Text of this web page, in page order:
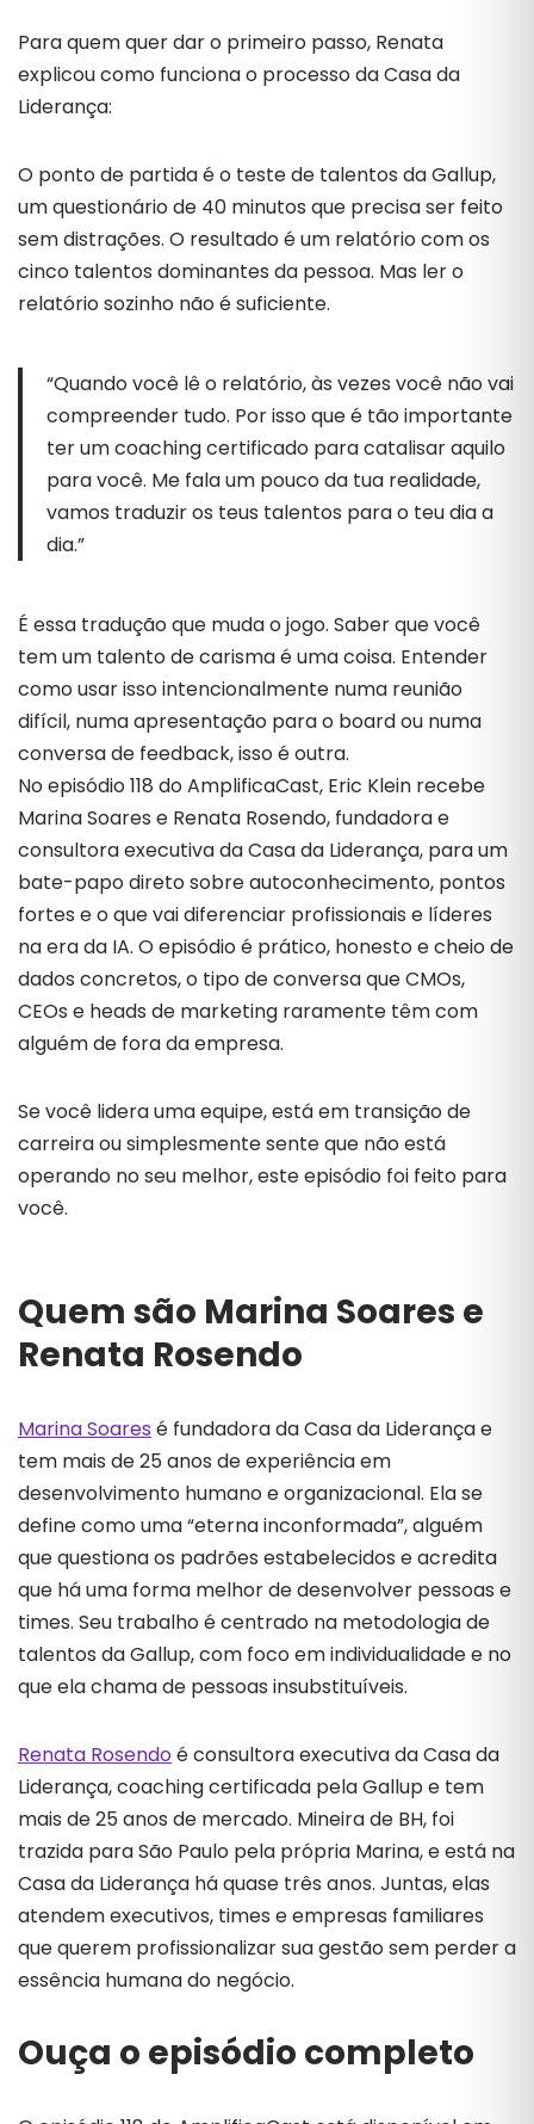
Para quem quer dar o primeiro passo, Renata
explicou como funciona o processo da Casa da
Liderança:
O ponto de partida é o teste de talentos da Gallup,
um questionário de 40 minutos que precisa ser feito
sem distrações. O resultado é um relatório com os
cinco talentos dominantes da pessoa. Mas ler o
relatório sozinho não é suficiente.
“Quando você lê o relatório, às vezes você não vai
compreender tudo. Por isso que é tão importante
ter um coaching certificado para catalisar aquilo
para você. Me fala um pouco da tua realidade,
vamos traduzir os teus talentos para o teu dia a
dia.”
É essa tradução que muda o jogo. Saber que você
tem um talento de carisma é uma coisa. Entender
como usar isso intencionalmente numa reunião
difícil, numa apresentação para o board ou numa
conversa de feedback, isso é outra.
No episódio 118 do AmplificaCast, Eric Klein recebe
Marina Soares e Renata Rosendo, fundadora e
consultora executiva da Casa da Liderança, para um
bate-papo direto sobre autoconhecimento, pontos
fortes e o que vai diferenciar profissionais e líderes
na era da IA. O episódio é prático, honesto e cheio de
dados concretos, o tipo de conversa que CMOs,
CEOs e heads de marketing raramente têm com
alguém de fora da empresa.
Se você lidera uma equipe, está em transição de
carreira ou simplesmente sente que não está
operando no seu melhor, este episódio foi feito para
você.
Quem são Marina Soares e
Renata Rosendo
Marina Soares é fundadora da Casa da Liderança e
tem mais de 25 anos de experiência em
desenvolvimento humano e organizacional. Ela se
define como uma “eterna inconformada”, alguém
que questiona os padrões estabelecidos e acredita
que há uma forma melhor de desenvolver pessoas e
times. Seu trabalho é centrado na metodologia de
talentos da Gallup, com foco em individualidade e no
que ela chama de pessoas insubstituíveis.
Renata Rosendoé consultora executiva da Casa da
Liderança, coaching certificada pela Gallup e tem
mais de 25 anos de mercado. Mineira de BH, foi
trazida para São Paulo pela própria Marina, e está na
Casa da Liderança há quase três anos. Juntas, elas
atendem executivos, times e empresas familiares
que querem profissionalizar sua gestão sem perder a
essência humana do negócio.
Ouça o episódio completo